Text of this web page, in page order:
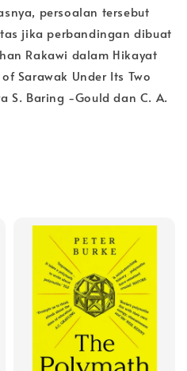
persoalan tersebut
jika perbandingan dibuat
Rakawi dalam Hikayat
Sarawak Under Its Two
S. Baring -Gould dan C. A.